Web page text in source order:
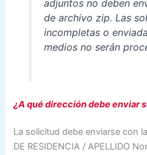
adjuntos no deben
de archivo zip. Las
incompletas o
medios no serán
¿A qué dirección debe enviar
La solicitud debe enviarse con
DE RESIDENCIA / APELLIDO